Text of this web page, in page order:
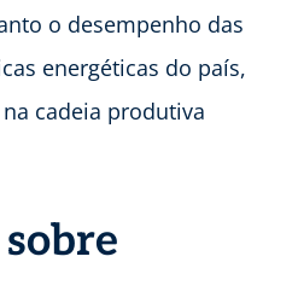
o desempenho das
energéticas do país,
cadeia produtiva